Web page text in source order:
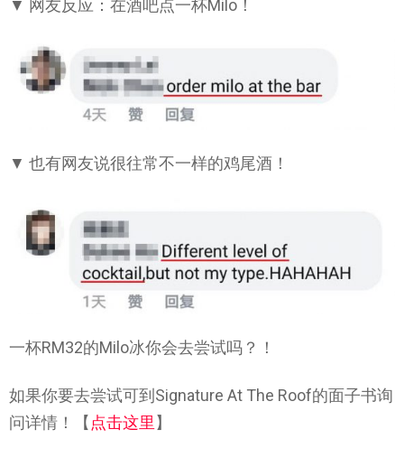
▼ 网友反应：在酒吧点一杯Milo！
▼ 也有网友说很往常不一样的鸡尾酒！
一杯RM32的Milo冰你会去尝试吗？！
如果你要去尝试可到Signature At The Roof的面子书询
问详情！【点击这里】